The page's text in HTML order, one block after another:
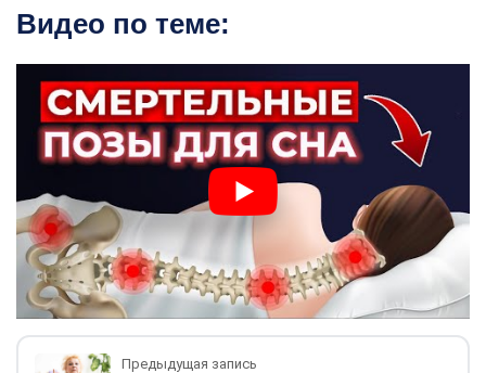
Видео по теме:
Предыдущая запись